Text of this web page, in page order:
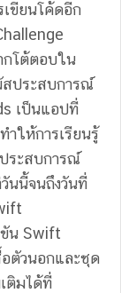
ขียนโค้ดอีก
กโต้ตอบใน
ประสบการณ์
เป็นแอปที่
ำให้การเรียนรู้
ระสบการณ์
นนี้จนถึงวันที่
ขัน Swift
ตัวนอกและชุด
ติมได้ที่